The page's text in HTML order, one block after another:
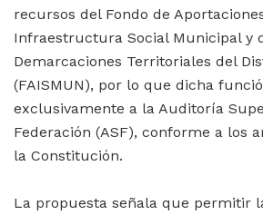
recursos del Fondo de
Infraestructura Social Municipal y
Demarcaciones Territoriales del
(FAISMUN), por lo que dicha
exclusivamente a la Auditoría
Federación (ASF), conforme a los
la Constitución.
La propuesta señala que permitir